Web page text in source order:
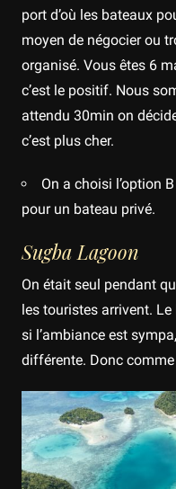
port d’où les bateaux
moyen de négocier ou
organisé. Vous êtes 6
c’est le positif. Nous
attendu 30min on
c’est plus cher.
On a choisi l’option
pour un bateau privé.
Sugba Lagoon
On était seul pendant
les touristes arrivent.
si l’ambiance est
différente. Donc